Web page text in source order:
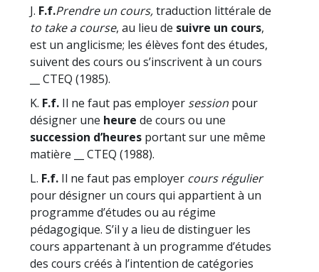
J. F.f.Prendre un cours,traduction littérale de
to take a course, au lieu de suivre un cours,
est un anglicisme; les élèves font des études,
suivent des cours ou s’inscrivent à un cours
__ CTEQ (1985).
K. F.f. Il ne faut pas employer session pour
désigner une heure de cours ou une
succession d’heures portant sur une même
matière __ CTEQ (1988).
L. F.f. Il ne faut pas employer cours régulier
pour désigner un cours qui appartient à un
programme d’études ou au régime
pédagogique. S’il y a lieu de distinguer les
cours appartenant à un programme d’études
des cours créés à l’intention de catégories